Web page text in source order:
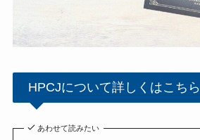
HPCJについて詳しくはこちら
あわせて読みたい